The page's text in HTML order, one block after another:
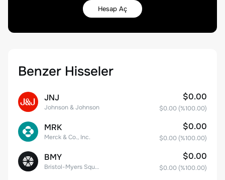
Hesap Aç
Benzer Hisseler
JNJ
Johnson & Johnson
$0.00
$0.00 (%100.00)
MRK
Merck & Co., Inc.
$0.00
$0.00 (%100.00)
BMY
Bristol-Myers Squibb Co.
$0.00
$0.00 (%100.00)